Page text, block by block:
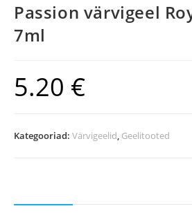
Passion värvigeel
7ml
5.20 €
Kategooriad: Värvigeelid, Geelitooted